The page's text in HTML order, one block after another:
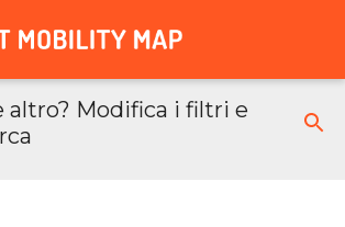
altro? Modifica i filtri e